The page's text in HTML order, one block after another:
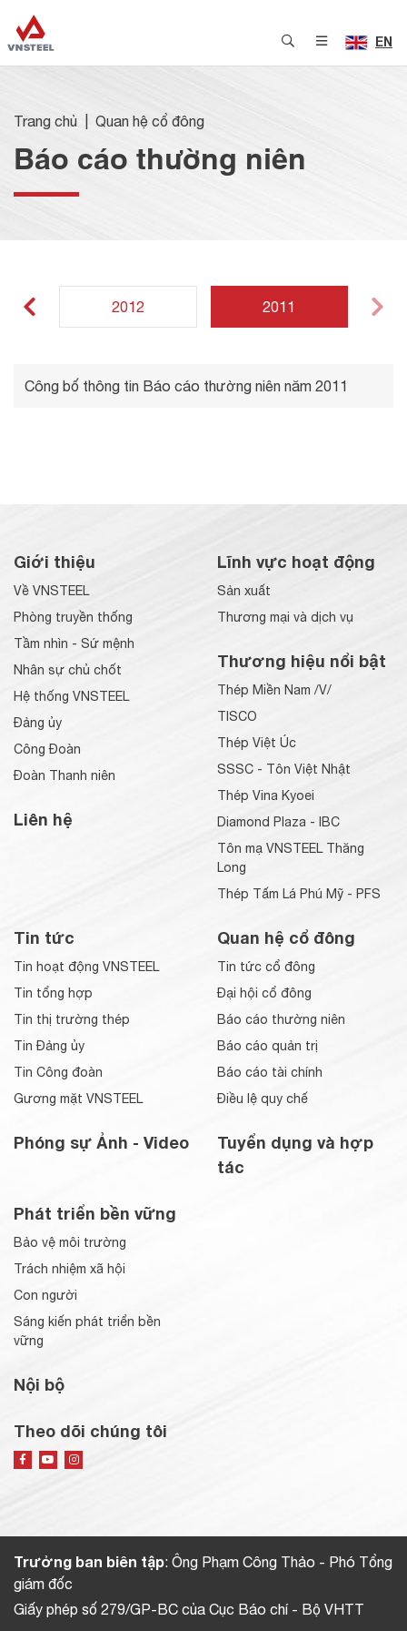
EN
Trang chủ Quan hệ cổ đông
Báo cáo thường niên
2012 2011
Công bố thông tin Báo cáo thường niên năm 2011
Giới thiệu
Về VNSTEEL
Phòng truyền thống
Tầm nhìn - Sứ mệnh
Nhân sự chủ chốt
Hệ thống VNSTEEL
Đảng ủy
Công Đoàn
Đoàn Thanh niên
Liên hệ
Lĩnh vực hoạt động
Sản xuất
Thương mại và dịch vụ
Thương hiệu nổi bật
Thép Miền Nam /V/
TISCO
Thép Việt Úc
SSSC - Tôn Việt Nhật
Thép Vina Kyoei
Diamond Plaza - IBC
Tôn mạ VNSTEEL Thăng
Long
Thép Tấm Lá Phú Mỹ - PFS
Tin tức
Tin hoạt động VNSTEEL
Tin tổng hợp
Tin thị trường thép
Tin Đảng ủy
Tin Công đoàn
Gương mặt VNSTEEL
Phóng sự Ảnh - Video
Quan hệ cổ đông
Tin tức cổ đông
Đại hội cổ đông
Báo cáo thường niên
Báo cáo quản trị
Báo cáo tài chính
Điều lệ quy chế
Tuyển dụng và hợp
tác
Phát triển bền vững
Bảo vệ môi trường
Trách nhiệm xã hội
Con người
Sáng kiến phát triển bền
vững
Nội bộ
Theo dõi chúng tôi
Trưởng ban biên tập: Ông Phạm Công Thảo - Phó Tổng
giám đốc
Giấy phép số 279/GP-BC của Cục Báo chí - Bộ VHTT